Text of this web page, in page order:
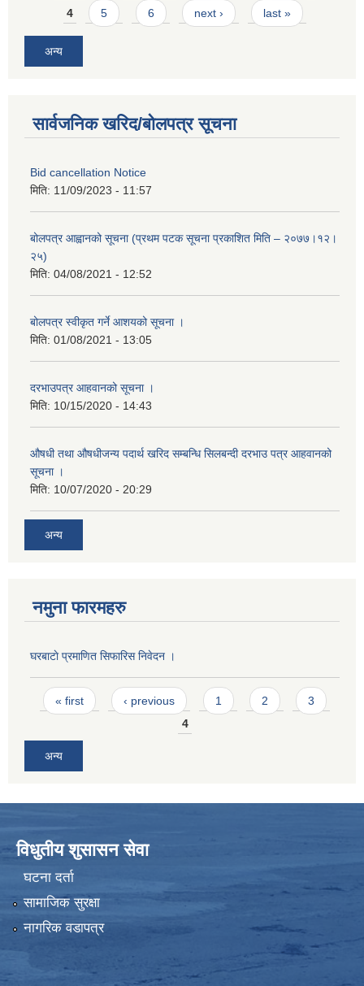
4 5 6 next › last »
अन्य
सार्वजनिक खरिद/बोलपत्र सूचना
Bid cancellation Notice
मिति: 11/09/2023 - 11:57
बोलपत्र आह्वानको सूचना (प्रथम पटक सूचना प्रकाशित मिति – २०७७।१२।
२५)
मिति: 04/08/2021 - 12:52
बोलपत्र स्वीकृत गर्ने आशयको सूचना ।
मिति: 01/08/2021 - 13:05
दरभाउपत्र आहवानको सूचना ।
मिति: 10/15/2020 - 14:43
औषधी तथा औषधीजन्य पदार्थ खरिद सम्बन्धि सिलबन्दी दरभाउ पत्र आहवानको
सूचना ।
मिति: 10/07/2020 - 20:29
अन्य
नमुना फारमहरु
घरबाटाे प्रमाणित सिफारिस निवेदन ।
Pages
« first ‹ previous 1 2
3
4
अन्य
विधुतीय शुसासन सेवा
घटना दर्ता
सामाजिक सुरक्षा
नागरिक वडापत्र